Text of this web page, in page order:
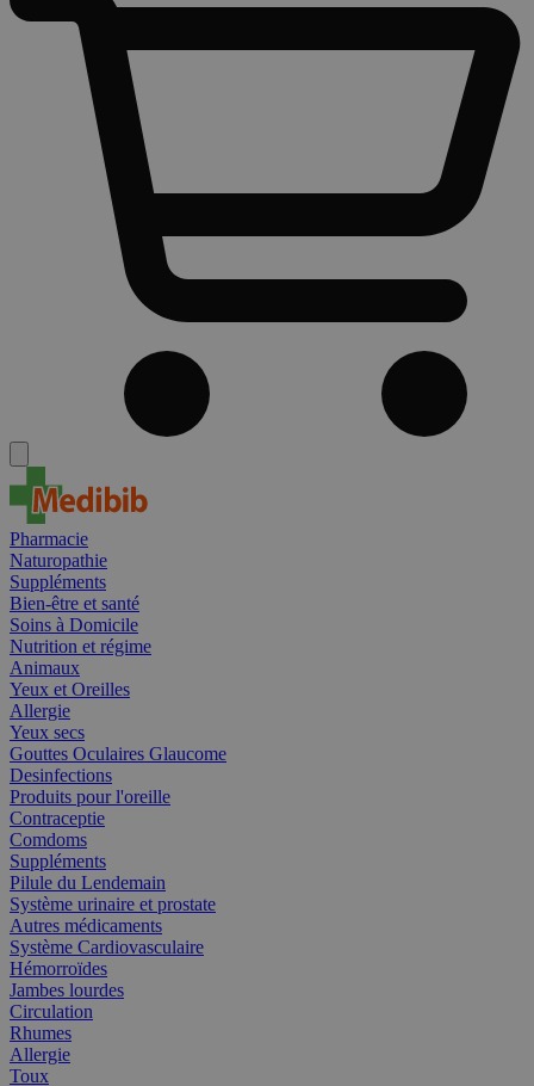
Pharmacie
Naturopathie
Suppléments
Bien-être et santé
Soins à Domicile
Nutrition et régime
Animaux
Yeux et Oreilles
Allergie
Yeux secs
Gouttes Oculaires Glaucome
Desinfections
Produits pour l'oreille
Contraceptie
Comdoms
Suppléments
Pilule du Lendemain
Système urinaire et prostate
Autres médicaments
Système Cardiovasculaire
Hémorroïdes
Jambes lourdes
Circulation
Rhumes
Allergie
Toux